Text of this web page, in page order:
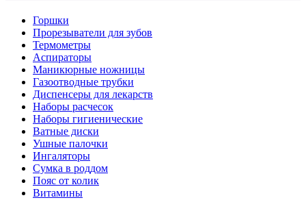
Горшки
Прорезыватели для зубов
Термометры
Аспираторы
Маникюрные ножницы
Газоотводные трубки
Диспенсеры для лекарств
Наборы расчесок
Наборы гигиенические
Ватные диски
Ушные палочки
Ингаляторы
Сумка в роддом
Пояс от колик
Витамины